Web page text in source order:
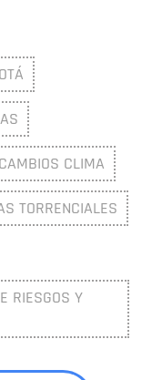
CAMBIOS CLIMA
TORRENCIALES
RIESGOS Y